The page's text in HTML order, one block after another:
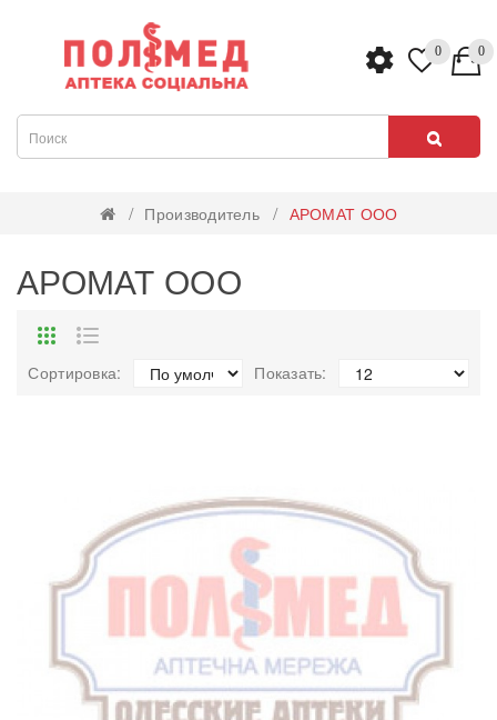
0 0
Производитель АРОМАТ ООО
АРОМАТ ООО
Сортировка: Показать: